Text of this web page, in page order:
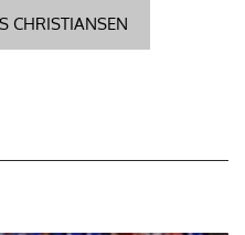
CHRISTIANSEN